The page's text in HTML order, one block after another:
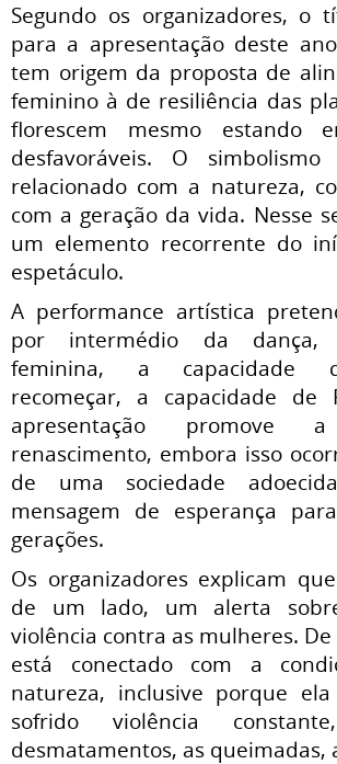
Segundo os organizadores, o
para a apresentação deste
tem origem da proposta de
feminino à de resiliência das
florescem mesmo estando
desfavoráveis. O
relacionado com a natureza,
com a geração da vida. Nesse
um elemento recorrente do
espetáculo.
A performance artística
por intermédio da dança,
feminina, a capacidade
recomeçar, a capacidade de
apresentação
renascimento, embora isso
de uma sociedade
mensagem de esperança
gerações.
Os organizadores explicam que
de um lado, um alerta
violência contra as mulheres.
está conectado com a
natureza, inclusive porque
sofrido violência
desmatamentos, as queimadas,